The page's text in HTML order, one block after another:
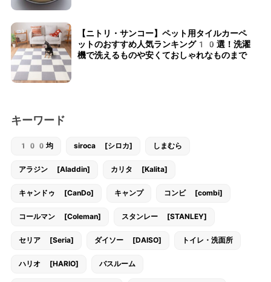
【ニトリ・サンコー】ペット用タイルカーペ
ットのおすすめ人気ランキング10選！洗濯
機で洗えるものや安くておしゃれなものまで
キーワード
100均 siroca [シロカ] しまむら
アラジン [Aladdin] カリタ [Kalita]
キャンドゥ [CanDo] キャンプ コンビ [combi]
コールマン [Coleman] スタンレー [STANLEY]
セリア [Seria] ダイソー [DAISO] トイレ・洗面所
ハリオ [HARIO] バスルーム